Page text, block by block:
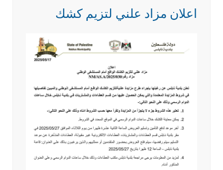
اعلان مزاد علني لتزيم كشك